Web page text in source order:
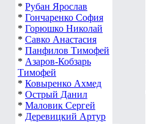
* Рубан Ярослав
* Гончаренко София
* Горюшко Николай
* Савко Анастасия
* Панфилов Тимофей
* Азаров-Кобзарь
Тимофей
* Ковыренко Ахмед
* Острый Данил
* Маловик Сергей
* Деревицкий Артур